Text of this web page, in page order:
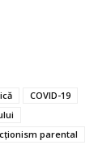
COVID-19
parental